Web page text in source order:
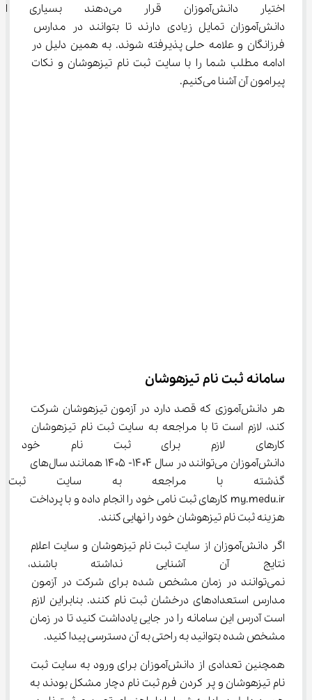
اختیار دانش‌آموزان قرار
دانش‌آموزان تمایل زیادی دارند تا بتوانند در مدارس
فرزانگان و علامه حلی پذیرفته شوند. به همین دلیل در
ادامه مطلب شما را با سایت ثبت نام تیزهوشان و نکات
پیرامون آن آشنا می‌کنیم.
سامانه ثبت نام تیزهوشان
هر دانش‌آموزی که قصد دارد در آزمون تیزهوشان شرکت
کند، لازم است تا با مراجعه به سایت ثبت نام تیزهوشان
کارهای لازم برای ثبت نام
دانش‌آموزان می‌توانند در سال ۱۴۰۴- ۱۴۰۵ همانند سال‌های
گذشته با مراجعه به سایت ثبت
my.medu.ir کارهای ثبت نامی خود را انجام داده و با پرداخت
هزینه ثبت نام تیزهوشان خود را نهایی کنند.
اگر دانش‌آموزان از سایت ثبت نام تیزهوشان و سایت اعلام
نتایج آن آشنایی نداشته
نمی‌توانند در زمان مشخص شده برای شرکت در آزمون
مدارس استعدادهای درخشان ثبت نام کنند. بنابراین لازم
است آدرس این سامانه را در جایی یادداشت کنید تا در زمان
مشخص شده بتوانید به راحتی به آن دسترسی پیدا کنید.
همچنین تعدادی از دانش‌آموزان برای ورود به سایت ثبت
نام تیزهوشان و پر کردن فرم ثبت نام دچار مشکل بودند به